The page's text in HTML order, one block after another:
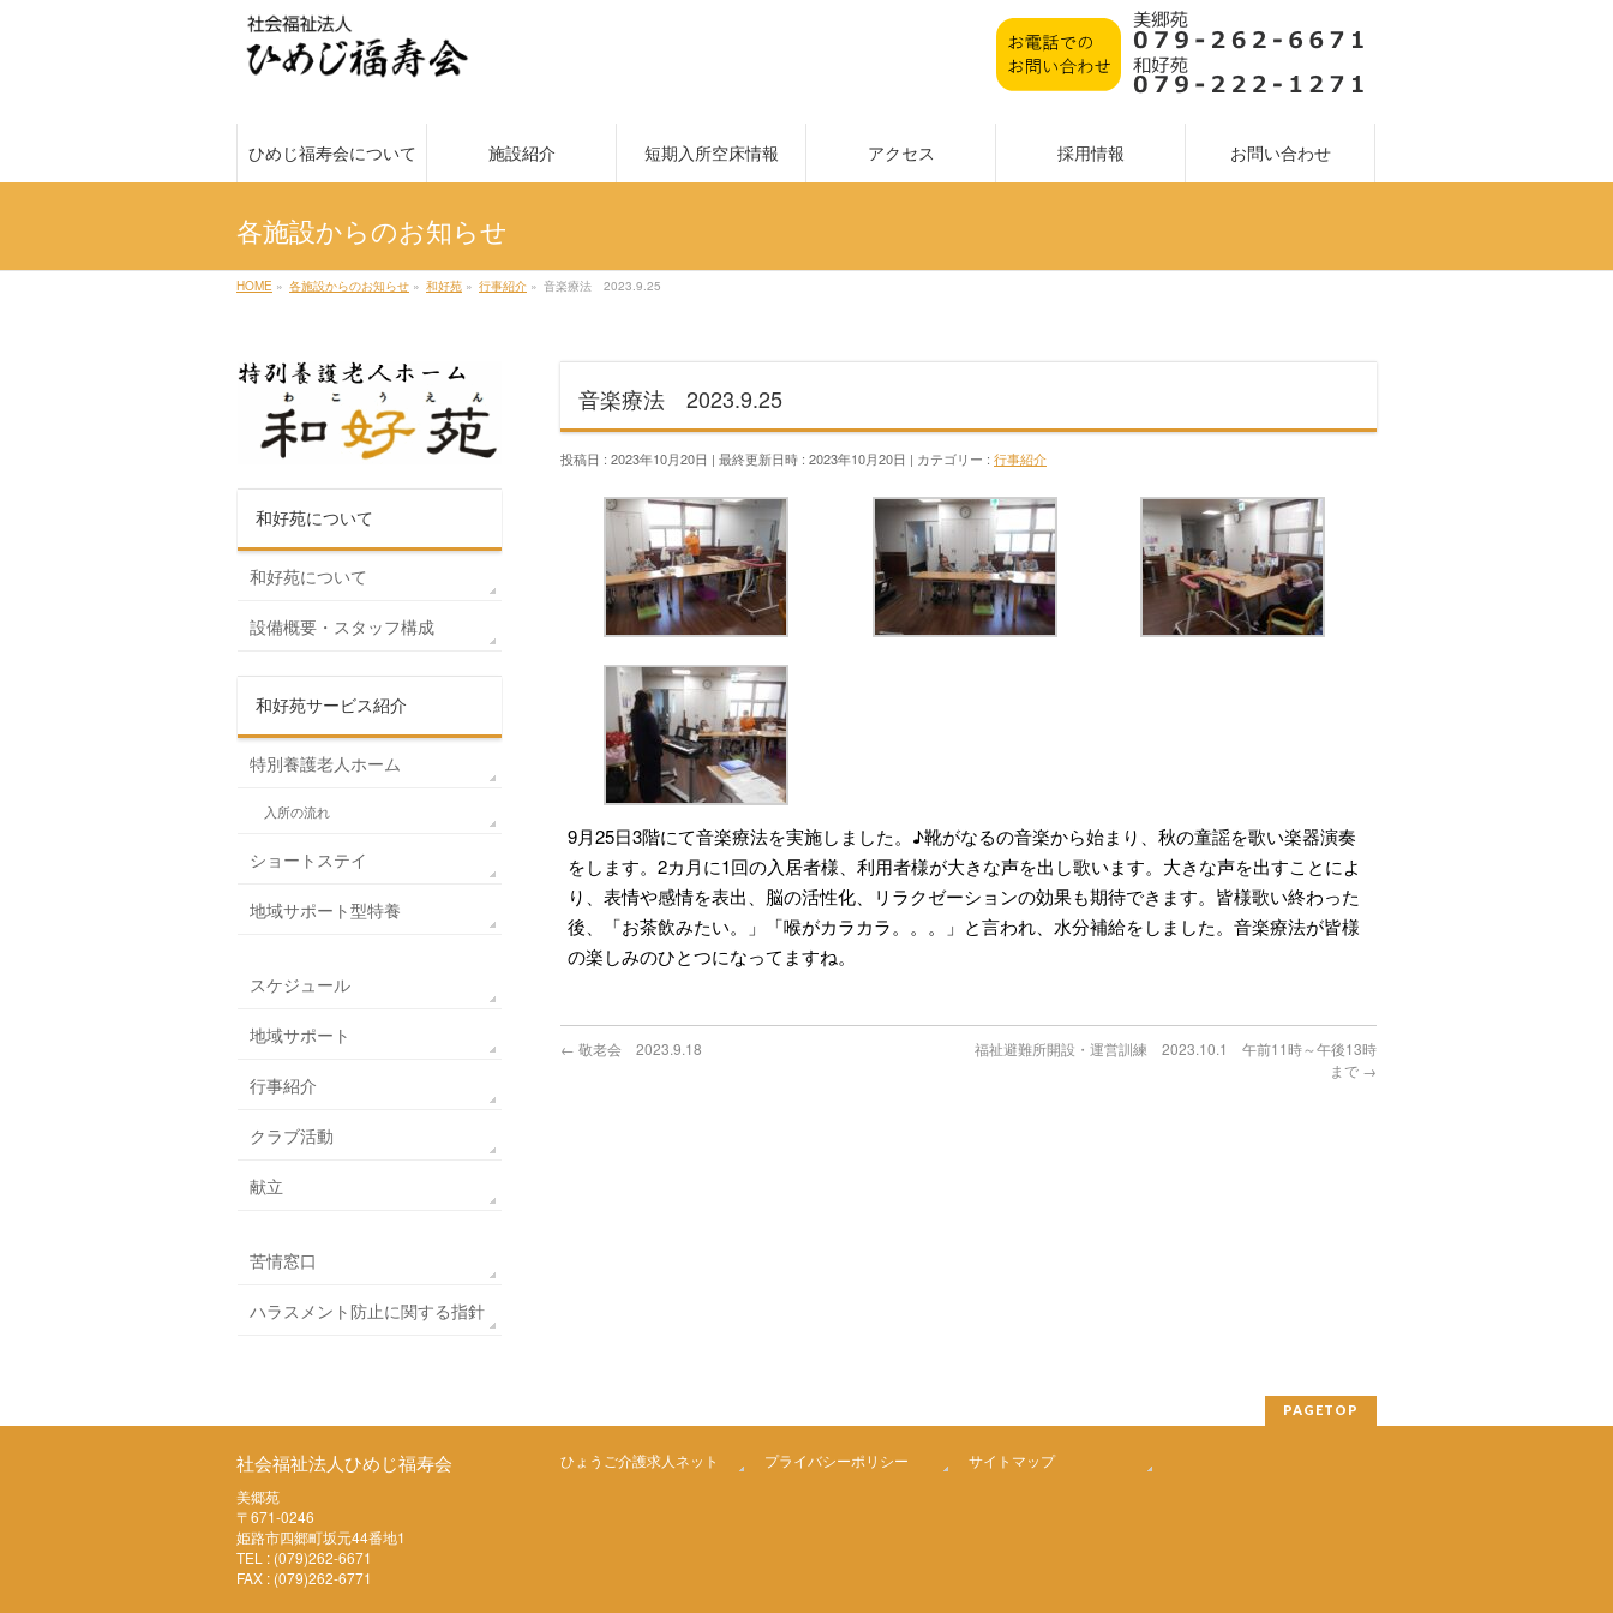
ひめじ福寿会について 施設紹介 短期入所空床情報 アクセス 採用情報 お問い合わせ
各施設からのお知らせ
HOME » 各施設からのお知らせ » 和好苑 » 行事紹介 » 音楽療法 2023.9.25
音楽療法 2023.9.25
投稿日 : 2023年10月20日 最終更新日時 : 2023年10月20日 カテゴリー : 行事紹介
9月25日3階にて音楽療法を実施しました。♪靴がなるの音楽から始まり、秋の童謡を歌い楽器演奏
をします。2カ月に1回の入居者様、利用者様が大きな声を出し歌います。大きな声を出すことによ
り、表情や感情を表出、脳の活性化、リラクゼーションの効果も期待できます。皆様歌い終わった
後、「お茶飲みたい。」「喉がカラカラ。。。」と言われ、水分補給をしました。音楽療法が皆様
の楽しみのひとつになってますね。
← 敬老会 2023.9.18
福祉避難所開設・運営訓練 2023.10.1 午前11時～午後13時
まで →
和好苑について
和好苑について
設備概要・スタッフ構成
和好苑サービス紹介
特別養護老人ホーム
入所の流れ
ショートステイ
地域サポート型特養
スケジュール
地域サポート
行事紹介
クラブ活動
献立
苦情窓口
ハラスメント防止に関する指針
PAGETOP
社会福祉法人ひめじ福寿会
美郷苑
〒671-0246
姫路市四郷町坂元44番地1
TEL : (079)262-6671
FAX : (079)262-6771
ひょうご介護求人ネット プライバシーポリシー サイトマップ